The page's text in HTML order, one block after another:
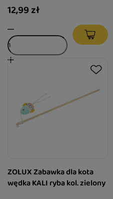
12,99 zł
ZOLUX Zabawka dla kota
wędka KALI ryba kol. zielony